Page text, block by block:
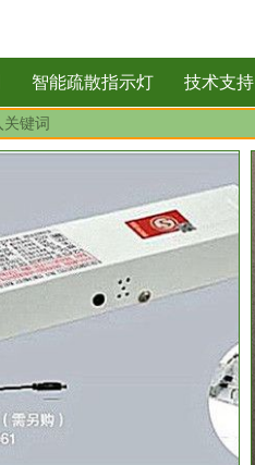
智能疏散指示灯 技术支持